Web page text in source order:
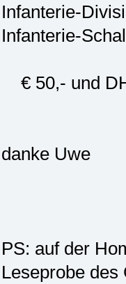
Infanterie-
Infanterie-
€ 50,- und
danke Uwe
PS: auf der
Leseprobe